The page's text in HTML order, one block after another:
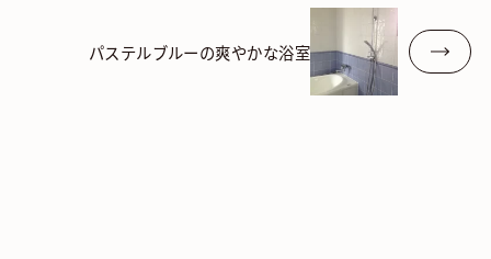
パステルブルーの爽やかな浴室